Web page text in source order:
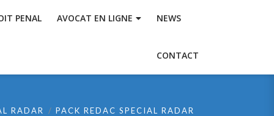
PENAL AVOCAT EN LIGNE NEWS
CONTACT
RADAR PACK REDAC SPECIAL RADAR